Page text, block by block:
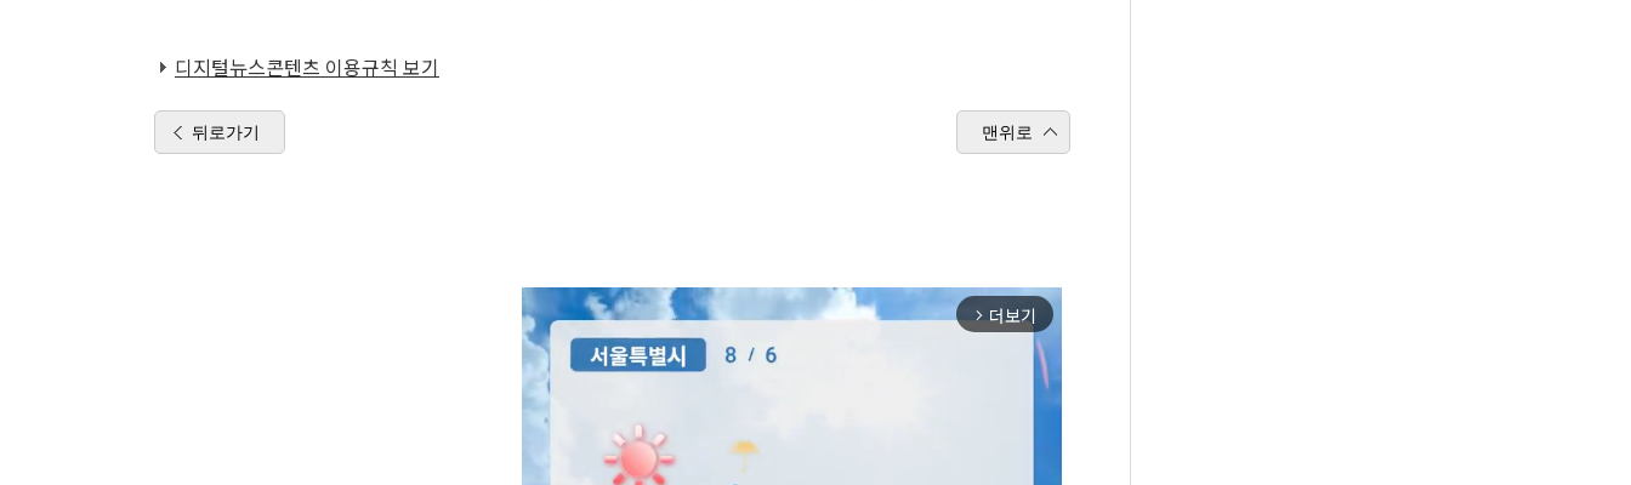
디지털뉴스콘텐츠 이용규칙 보기
뒤로가기 맨위로
arrow_forward_ios 더보기